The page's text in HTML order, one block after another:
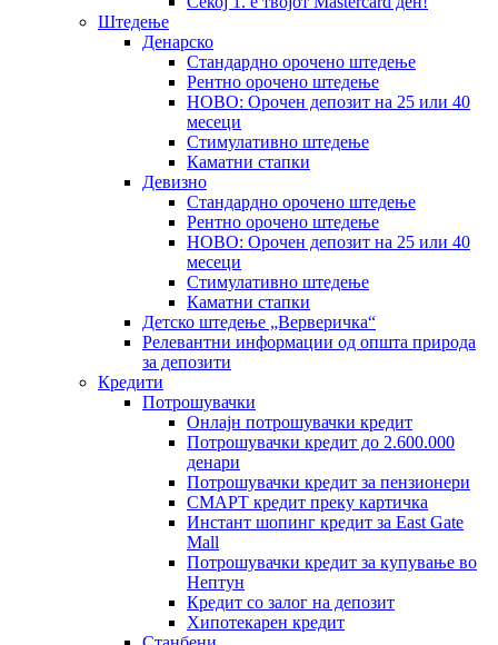
Штедење
Денарско
Стандардно орочено штедење
Рентно орочено штедење
НОВО: Орочен депозит на 25 или 40
месеци
Стимулативно штедење
Каматни стапки
Девизно
Стандардно орочено штедење
Рентно орочено штедење
НОВО: Орочен депозит на 25 или 40
месеци
Стимулативно штедење
Каматни стапки
Детско штедење „Верверичка“
Релевантни информации од општа природа
за депозити
Кредити
Потрошувачки
Онлајн потрошувачки кредит
Потрошувачки кредит до 2.600.000
денари
Потрошувачки кредит за пензионери
СМАРТ кредит преку картичка
Инстант шопинг кредит за East Gate
Mall
Потрошувачки кредит за купување во
Нептун
Кредит со залог на депозит
Хипотекарен кредит